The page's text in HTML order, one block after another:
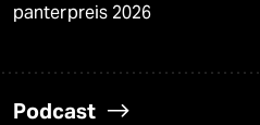
panterpreis 2026
Podcast